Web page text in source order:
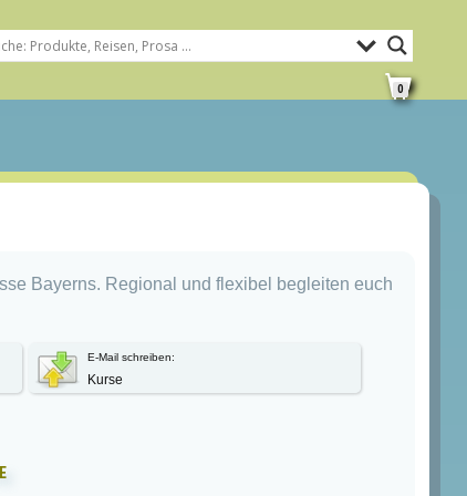
0
Bayerns. Regional und flexibel begleiten euch
E-Mail schreiben:
Kurse